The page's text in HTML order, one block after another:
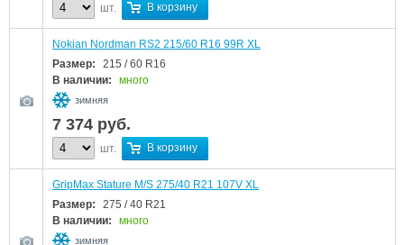
шт. В корзину
Nokian Nordman RS2 215/60 R16 99R XL
Размер:
215 / 60 R16
В наличии:
много
зимняя
7 374 руб.
шт. В корзину
GripMax Stature M/S 275/40 R21 107V XL
Размер:
275 / 40 R21
В наличии:
много
зимняя